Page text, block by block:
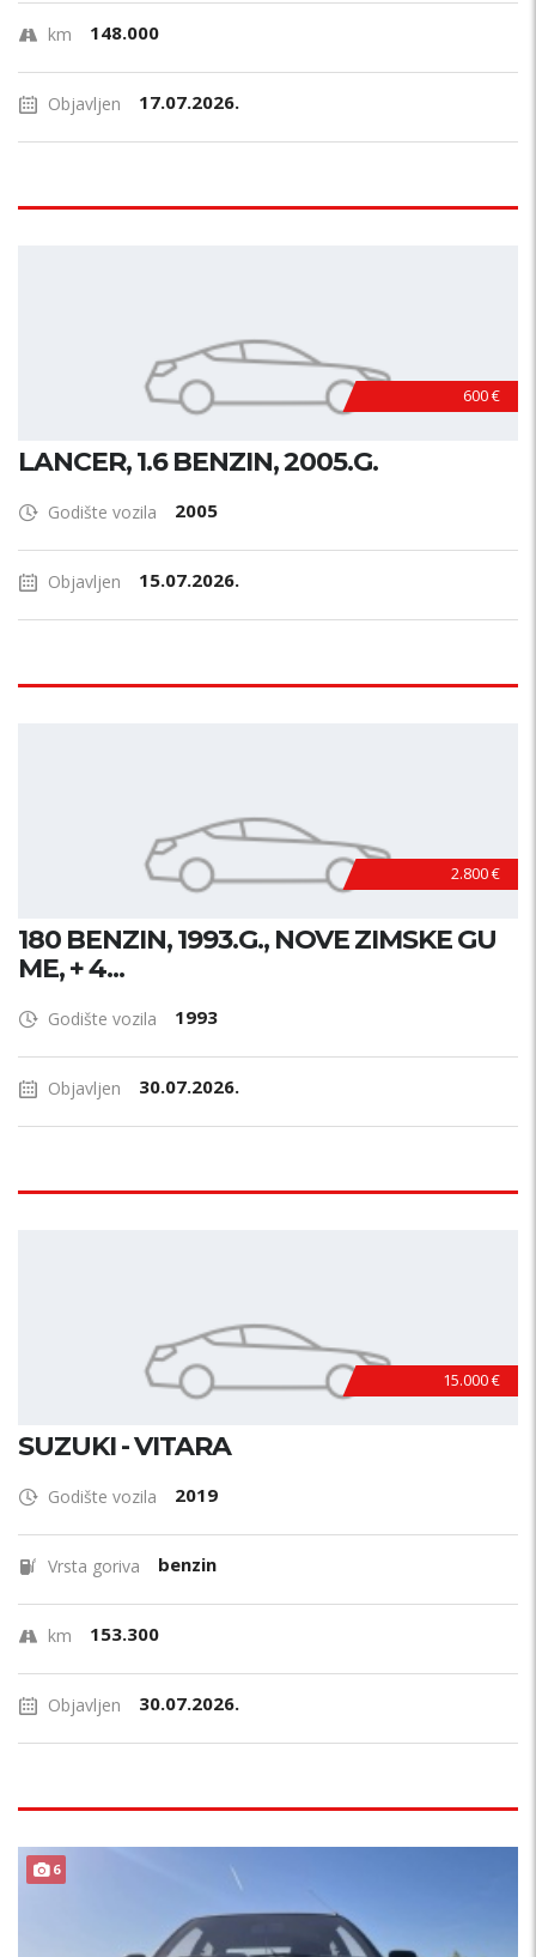
km 148.000
Objavljen 17.07.2026.
600 €
LANCER, 1.6 BENZIN, 2005.G.
Godište vozila 2005
Objavljen 15.07.2026.
2.800 €
180 BENZIN, 1993.G., NOVE ZIMSKE GU
ME, + 4...
Godište vozila 1993
Objavljen 30.07.2026.
15.000 €
SUZUKI - VITARA
Godište vozila 2019
Vrsta goriva benzin
km 153.300
Objavljen 30.07.2026.
6